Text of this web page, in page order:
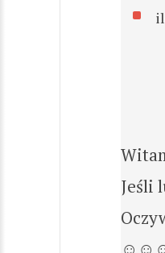
Jeśli